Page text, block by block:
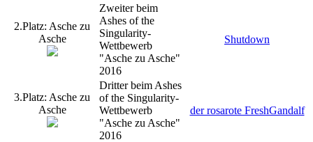
2.Platz: Asche zu
Asche
Zweiter beim
Ashes of the
Singularity-
Wettbewerb
"Asche zu Asche"
2016
Shutdown
3.Platz: Asche zu
Asche
Dritter beim Ashes
of the Singularity-
Wettbewerb
"Asche zu Asche"
2016
der rosarote FreshGandalf